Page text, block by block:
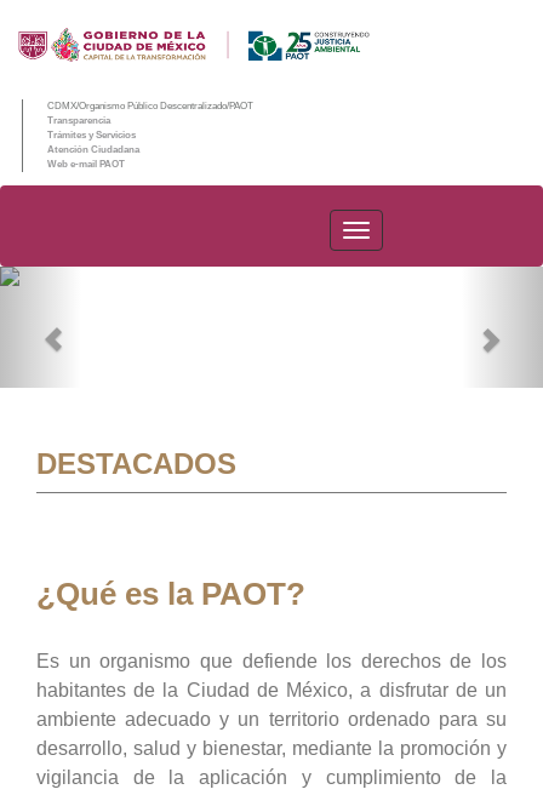
CDMX/Organismo Público Descentralizado/PAOT
Transparencia
Trámites y Servicios
Atención Ciudadana
Web e-mail PAOT
PAOT
DESTACADOS
¿Qué es la PAOT?
Es un organismo que defiende los derechos de los
habitantes de la Ciudad de México, a disfrutar de un
ambiente adecuado y un territorio ordenado para su
desarrollo, salud y bienestar, mediante la promoción y
vigilancia de la aplicación y cumplimiento de la